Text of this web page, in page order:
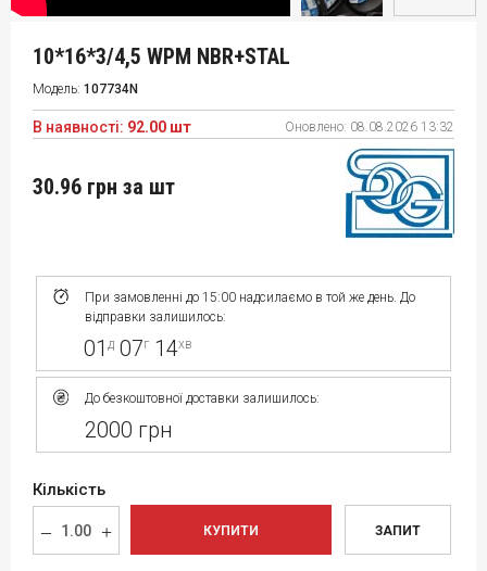
10*16*3/4,5 WPM NBR+STAL
Модель: 107734N
В наявності: 92.00 шт Оновлено: 08.08.2026 13:32
При замовленні до 15:00 надсилаємо в той же день. До
відправки залишилось:
01д 07г 14хв
До безкоштовної доставки залишилось:
2000 грн
30.96 грн за шт
Кількість
КУПИТИ ЗАПИТ